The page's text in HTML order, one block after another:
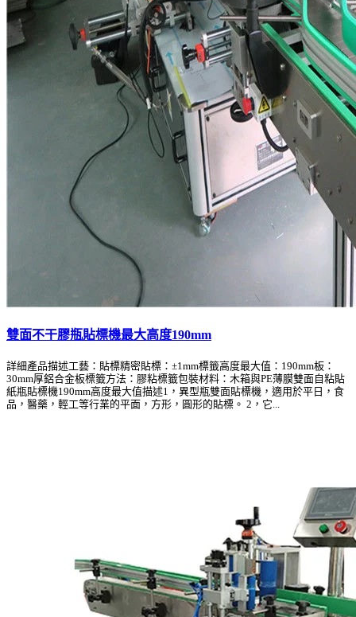
雙面不干膠瓶貼標機最大高度190mm
詳細產品描述工藝：貼標精密貼標：±1mm標籤高度最大值：190mm板：
30mm厚鋁合金板標籤方法：膠粘標籤包裝材料：木箱與PE薄膜雙面自粘貼
紙瓶貼標機190mm高度最大值描述1，異型瓶雙面貼標機，適用於平日，食
品，醫藥，輕工等行業的平面，方形，圓形的貼標。 2，它...